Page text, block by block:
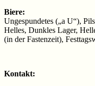
Biere:
Ungespundetes („a U“),
Helles, Dunkles Lager,
(in der Fastenzeit),
Kontakt: